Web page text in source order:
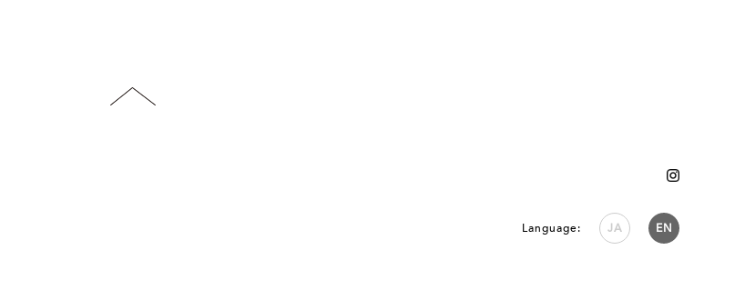
Language: JA EN